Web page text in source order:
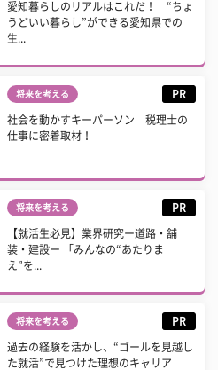
愛知暮らしのリアルはこれだ！ “ちょ
うどいい暮らし”ができる愛知県での
生...
将来を考える PR
社会を動かすキーパーソン 税理士の
仕事に密着取材！
将来を考える PR
【就活生必見】業界研究ー道路・舗
装・建設ー 「みんなの“あたりま
え”を...
将来を考える PR
過去の経験を活かし、“ゴールを見越し
た就活”で見つけた理想のキャリア